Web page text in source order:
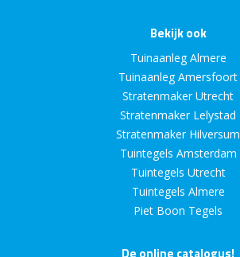
Bekijk ook
Tuinaanleg Almere
Tuinaanleg Amersfoort
Stratenmaker Utrecht
Stratenmaker Lelystad
Stratenmaker Hilversum
Tuintegels Amsterdam
Tuintegels Utrecht
Tuintegels Almere
Piet Boon Tegels